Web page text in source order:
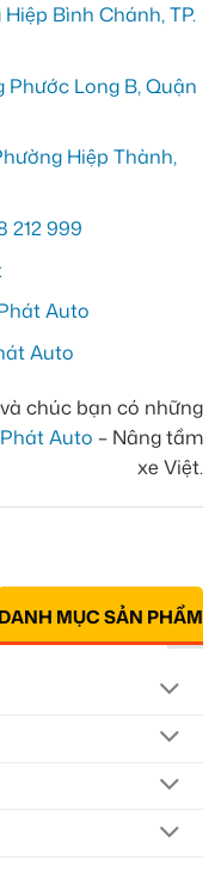
Bình Chánh, TP.
Long B, Quận
Hiệp Thành,
212 999
Auto
Auto
chúc bạn có những
Auto – Nâng tầm
xe Việt.
DANH MỤC SẢN PHẨM